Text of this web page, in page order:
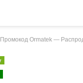
Промокод Ormatek —